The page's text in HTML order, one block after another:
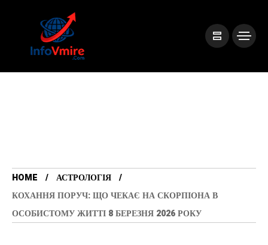
HOME
АСТРОЛОГІЯ
КОХАННЯ ПОРУЧ: ЩО ЧЕКАЄ НА СКОРПІОНА В
ОСОБИСТОМУ ЖИТТІ 8 БЕРЕЗНЯ 2026 РОКУ